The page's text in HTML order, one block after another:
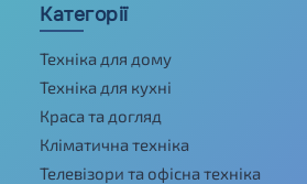
Категорії
Техніка для дому
Техніка для кухні
Краса та догляд
Кліматична техніка
Телевізори та офісна техніка